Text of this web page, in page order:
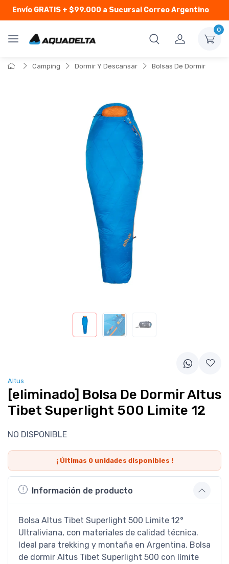
Envío GRATIS+ $99.000 a Sucursal Correo Argentino
0
Camping Dormir Y Descansar Bolsas De Dormir
Altus
[eliminado] Bolsa De Dormir Altus
Tibet Superlight 500 Limite 12
NO DISPONIBLE
¡ Últimas 0unidades disponibles !
Información de producto
Bolsa Altus Tibet Superlight 500 Limite 12°
Ultraliviana, con materiales de calidad técnica.
Ideal para trekking y montaña en Argentina. Bolsa
de dormir Altus Tibet Superlight 500 con límite